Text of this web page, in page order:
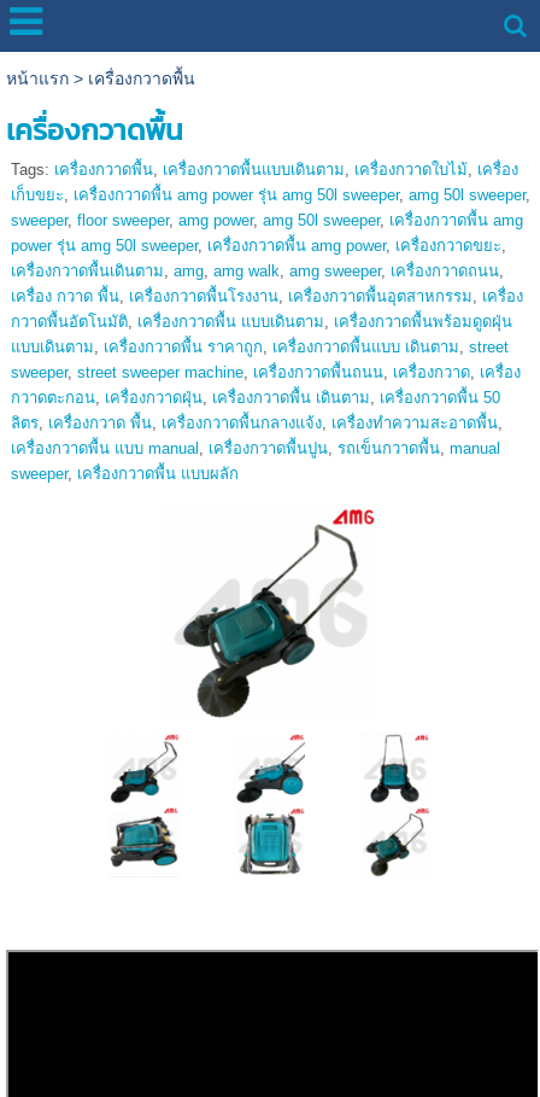
หน้าแรก> เครื่องกวาดพื้น
เครื่องกวาดพื้น
Tags: เครื่องกวาดพื้น, เครื่องกวาดพื้นแบบเดินตาม, เครื่องกวาดใบไม้, เครื่อง
เก็บขยะ, เครื่องกวาดพื้น amg power รุ่น amg 50l sweeper, amg 50l sweeper,
sweeper, floor sweeper, amg power, amg 50l sweeper, เครื่องกวาดพื้น amg
power รุ่น amg 50l sweeper, เครื่องกวาดพื้น amg power, เครื่องกวาดขยะ,
เครื่องกวาดพื้นเดินตาม, amg, amg walk, amg sweeper, เครื่องกวาดถนน,
เครื่อง กวาด พื้น, เครื่องกวาดพื้นโรงงาน, เครื่องกวาดพื้นอุตสาหกรรม, เครื่อง
กวาดพื้นอัตโนมัติ, เครื่องกวาดพื้น แบบเดินตาม, เครื่องกวาดพื้นพร้อมดูดฝุ่น
แบบเดินตาม, เครื่องกวาดพื้น ราคาถูก, เครื่องกวาดพื้นแบบ เดินตาม, street
sweeper, street sweeper machine, เครื่องกวาดพื้นถนน, เครื่องกวาด, เครื่อง
กวาดตะกอน, เครื่องกวาดฝุ่น, เครื่องกวาดพื้น เดินตาม, เครื่องกวาดพื้น 50
ลิตร, เครื่องกวาด พื้น, เครื่องกวาดพื้นกลางแจ้ง, เครื่องทำความสะอาดพื้น,
เครื่องกวาดพื้น แบบ manual , เครื่องกวาดพื้นปูน, รถเข็นกวาดพื้น, manual
sweeper, เครื่องกวาดพื้น แบบผลัก